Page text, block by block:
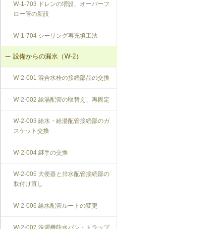
W-1-703 ドレンの増設、オーバーフ
ロー管の新設
W-1-704 シーリング再充填工法
設備からの漏水（W-2）
W-2-001 混合水栓の接続部品の交換
W-2-002 給湯配管の取替え、再固定
W-2-003 給水・給湯配管接続部のガ
スケット交換
W-2-004 継手の交換
W-2-005 大便器と排水配管接続部の
取付け直し
W-2-006 給水配管ルートの変更
W-2-007 洗濯機防水パン・トラップ